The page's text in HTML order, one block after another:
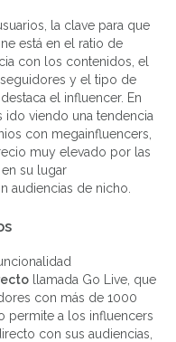
la clave para que
está en el ratio de
con los contenidos, el
y el tipo de
el influencer. En
ido viendo una tendencia
con megainfluencers,
muy elevado por las
su lugar
audiencias de nicho.
llamada Go Live, que
con más de 1000
permite a los influencers
con sus audiencias,